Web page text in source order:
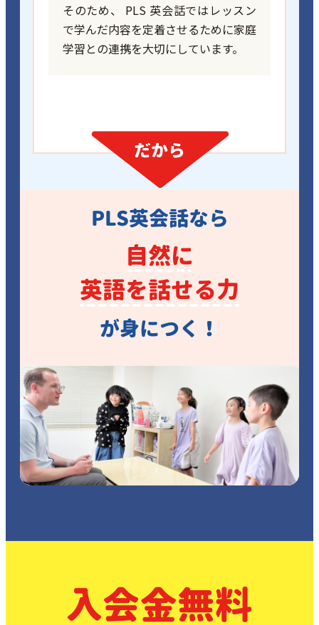
そのため、 PLS 英会話ではレッスン
で学んだ内容を定着させるために家庭
学習との連携を大切にしています。
だから
PLS英会話なら
自然に
英語を話せる力
が身につく！